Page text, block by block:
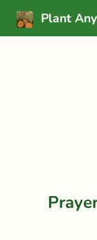
Plant